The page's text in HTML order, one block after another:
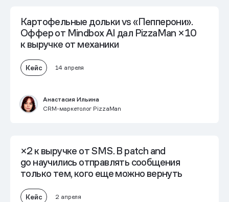
Картофельные дольки vs «Пепперони».
Оффер от Mindbox AI дал PizzaMan ×10
к выручке от механики
Кейс 14 апреля
Анастасия Ильина
CRM-маркетолог PizzaMan
×2 к выручке от SMS. В patch and
go научились отправлять сообщения
только тем, кого еще можно вернуть
Кейс 2 апреля